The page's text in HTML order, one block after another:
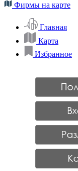
Фирмы на карте
Главная
Карта
Избранное